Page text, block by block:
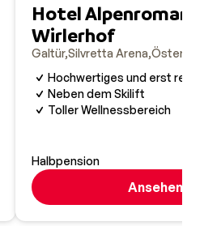
Hotel Alpenromantik-
Wirlerhof
Galtür Silvretta Arena Österreich
Hochwertiges und erst
Neben dem Skilift
Toller Wellnessbereich
Halbpension
Ansehen